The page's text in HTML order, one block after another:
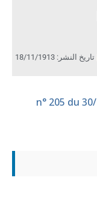
تاريخ النشر: 18/11/1913